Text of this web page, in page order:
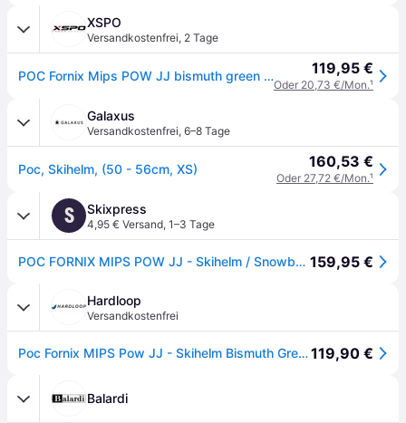
XSPO
Versandkostenfrei, 2 Tage
POC Fornix Mips POW JJ bismuth green matt 119,95 €
Oder 20,73 €/Mon.¹
Galaxus
Versandkostenfrei, 6–8 Tage
Poc, Skihelm, (50 - 56cm, XS) 160,53 €
Oder 27,72 €/Mon.¹
S Skixpress
4,95 € Versand, 1–3 Tage
POC FORNIX MIPS POW JJ - Skihelm / Snowboardhelm - XS-S (51-54cm) (1446) Bismuth... 159,95 €
Hardloop
Versandkostenfrei
Poc Fornix MIPS Pow JJ - Skihelm Bismuth Green Matt XS / S (51 - 54 cm)119,90 €
Balardi